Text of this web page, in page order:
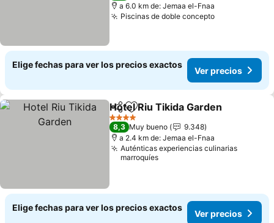
a 6.0 km de: Jemaa el-Fnaa
Piscinas de doble concepto
Elige fechas para ver los precios exactos
Ver precios
CompartirAgregar a favoritos
Hotel Riu Tikida Garden
4 Estrellas
8,3 Muy bueno
9.348
a 2.4 km de: Jemaa el-Fnaa
Auténticas experiencias culinarias
marroquíes
Elige fechas para ver los precios exactos
Ver precios